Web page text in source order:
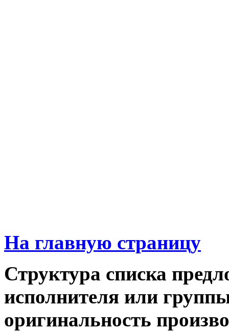
На главную страницу
Структура списка
исполнителя или
оригинальность